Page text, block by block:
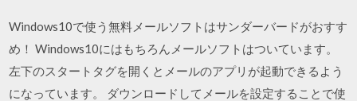
Windows10で使う無料メールソフトはサンダーバードがおすす
め！ Windows10にはもちろんメールソフトはついています。
左下のスタートタグを開くとメールのアプリが起動できるよう
になっています。 ダウンロードしてメールを設定することで使